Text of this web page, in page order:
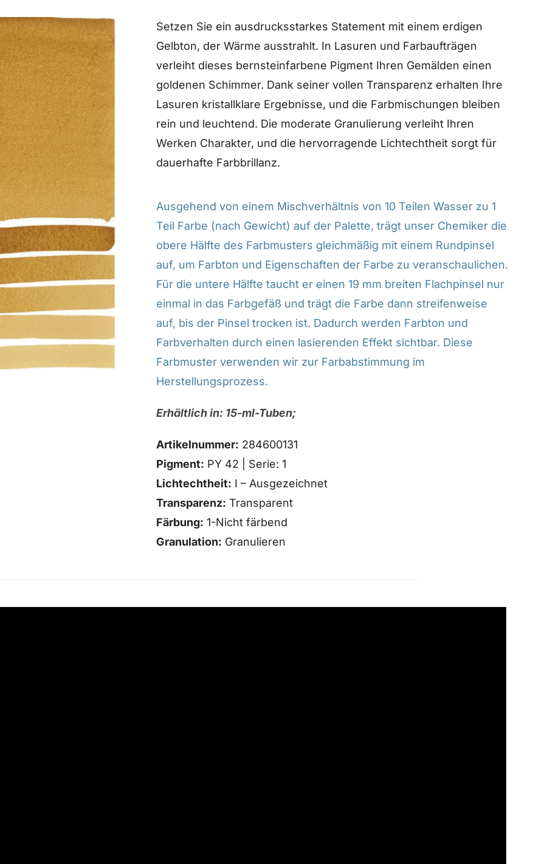
Setzen Sie ein ausdrucksstarkes Statement mit einem erdigen
Gelbton, der Wärme ausstrahlt. In Lasuren und Farbaufträgen
verleiht dieses bernsteinfarbene Pigment Ihren Gemälden einen
goldenen Schimmer. Dank seiner vollen Transparenz erhalten Ihre
Lasuren kristallklare Ergebnisse, und die Farbmischungen bleiben
rein und leuchtend. Die moderate Granulierung verleiht Ihren
Werken Charakter, und die hervorragende Lichtechtheit sorgt für
dauerhafte Farbbrillanz.
Ausgehend von einem Mischverhältnis von 10 Teilen Wasser zu 1
Teil Farbe (nach Gewicht) auf der Palette, trägt unser Chemiker die
obere Hälfte des Farbmusters gleichmäßig mit einem Rundpinsel
auf, um Farbton und Eigenschaften der Farbe zu veranschaulichen.
Für die untere Hälfte taucht er einen 19 mm breiten Flachpinsel nur
einmal in das Farbgefäß und trägt die Farbe dann streifenweise
auf, bis der Pinsel trocken ist. Dadurch werden Farbton und
Farbverhalten durch einen lasierenden Effekt sichtbar. Diese
Farbmuster verwenden wir zur Farbabstimmung im
Herstellungsprozess.
Erhältlich in: 15-ml-Tuben;
Artikelnummer: 284600131
Pigment: PY 42 | Serie: 1
Lichtechtheit: I – Ausgezeichnet
Transparenz: Transparent
Färbung: 1-Nicht färbend
Granulation: Granulieren